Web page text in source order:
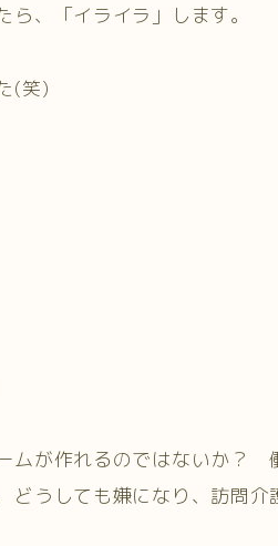
、「イライラ」します。
(笑)
ムが作れるのではないか？
どうしても嫌になり、訪問介